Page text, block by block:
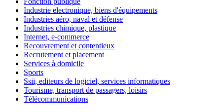
Industrie electronique, biens d'équipements
Industries aéro, naval et défense
Industries chimique, plastique
Internet, e-commerce
Recouvrement et contentieux
Recrutement et placement
Services à domicile
Sports
Ssii, editeurs de logiciel, services informatiques
Tourisme, transport de passagers, loisirs
Télécommunications